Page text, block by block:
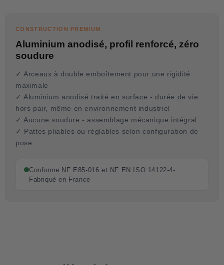
CONSTRUCTION PREMIUM
Aluminium anodisé, profil renforcé, zéro
soudure
✓ Arceaux à double emboîtement pour une rigidité
maximale
✓ Aluminium anodisé traité en surface - durée de vie
hors pair, même en environnement industriel
✓ Aucune soudure - assemblage mécanique intégral
✓ Pattes pliables ou réglables selon configuration de
pose
Conforme NF E85-016 et NF EN ISO 14122-4-
Fabriqué en France